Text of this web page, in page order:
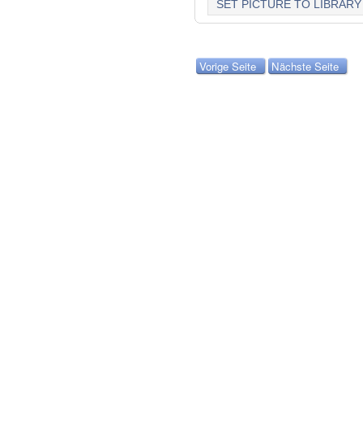
SET PICTURE TO LIBRARY
Vorige Seite Nächste Seite